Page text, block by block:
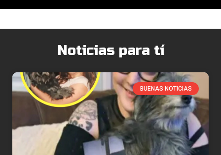
Noticias para tí
BUENAS NOTICIAS